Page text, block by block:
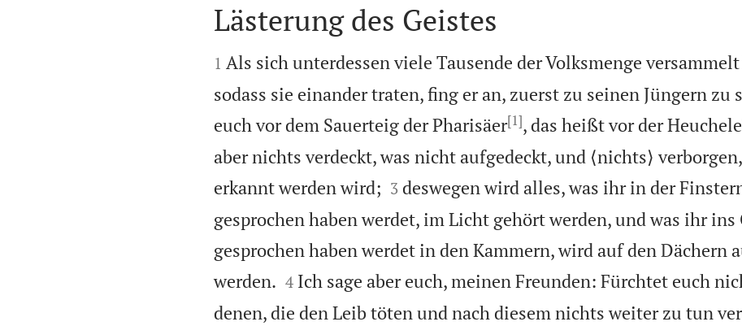

Lästerung des Geistes

1 Als sich unterdessen viele Tausende der Volksmenge
sodass sie einander traten, fing er an, zuerst zu seinen Jüngern zu
euch vor dem Sauerteig der Pharisäer[1], das heißt vor der
aber nichts verdeckt, was nicht aufgedeckt, und ⟨nichts⟩
erkannt werden wird;
3 deswegen wird alles, was ihr in der
gesprochen haben werdet, im Licht gehört werden, und was ihr ins
gesprochen haben werdet in den Kammern, wird auf den Dächern
werden.
4 Ich sage aber euch, meinen Freunden: Fürchtet euch
denen, die den Leib töten und nach diesem nichts weiter zu tun